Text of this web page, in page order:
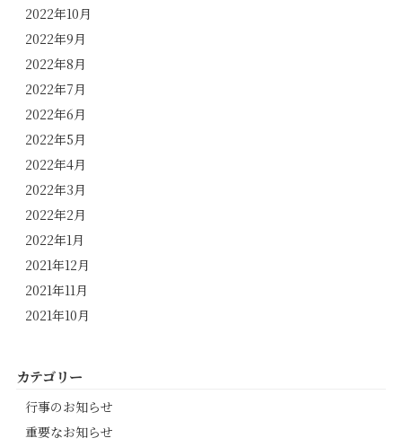
2022年10月
2022年9月
2022年8月
2022年7月
2022年6月
2022年5月
2022年4月
2022年3月
2022年2月
2022年1月
2021年12月
2021年11月
2021年10月
カテゴリー
行事のお知らせ
重要なお知らせ